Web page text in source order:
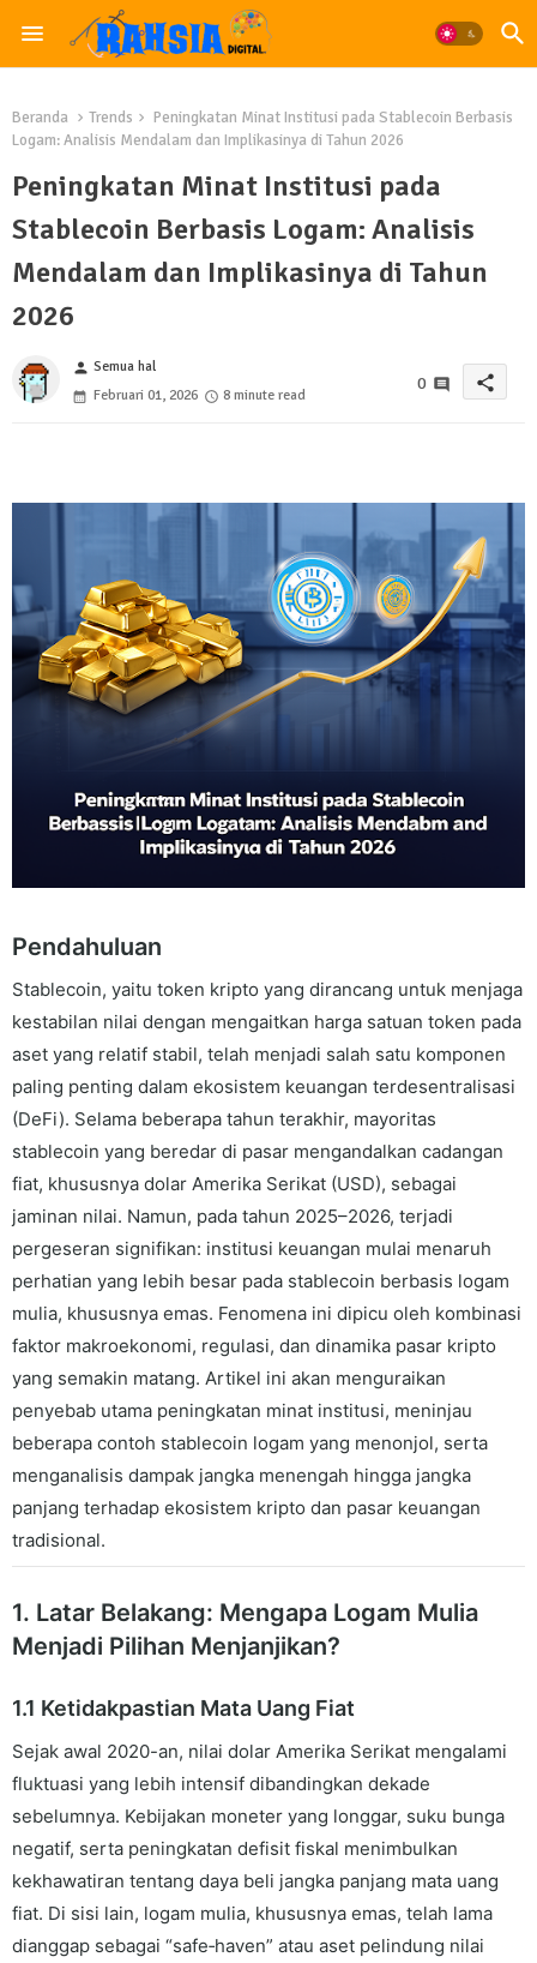
Beranda Trends
Peningkatan Minat Institusi pada Stablecoin Berbasis
Logam: Analisis Mendalam dan Implikasinya di Tahun 2026
Peningkatan Minat Institusi pada
Stablecoin Berbasis Logam: Analisis
Mendalam dan Implikasinya di Tahun
2026
person Semua hal
Februari 01, 2026
8 minute read
0 share
Pendahuluan
Stablecoin, yaitu token kripto yang dirancang untuk menjaga
kestabilan nilai dengan mengaitkan harga satuan token pada
aset yang relatif stabil, telah menjadi salah satu komponen
paling penting dalam ekosistem keuangan terdesentralisasi
(DeFi). Selama beberapa tahun terakhir, mayoritas
stablecoin yang beredar di pasar mengandalkan cadangan
fiat, khususnya dolar Amerika Serikat (USD), sebagai
jaminan nilai. Namun, pada tahun 2025–2026, terjadi
pergeseran signifikan: institusi keuangan mulai menaruh
perhatian yang lebih besar pada stablecoin berbasis logam
mulia, khususnya emas. Fenomena ini dipicu oleh kombinasi
faktor makroekonomi, regulasi, dan dinamika pasar kripto
yang semakin matang. Artikel ini akan menguraikan
penyebab utama peningkatan minat institusi, meninjau
beberapa contoh stablecoin logam yang menonjol, serta
menganalisis dampak jangka menengah hingga jangka
panjang terhadap ekosistem kripto dan pasar keuangan
tradisional.
1. Latar Belakang: Mengapa Logam Mulia
Menjadi Pilihan Menjanjikan?
1.1 Ketidakpastian Mata Uang Fiat
Sejak awal 2020-an, nilai dolar Amerika Serikat mengalami
fluktuasi yang lebih intensif dibandingkan dekade
sebelumnya. Kebijakan moneter yang longgar, suku bunga
negatif, serta peningkatan defisit fiskal menimbulkan
kekhawatiran tentang daya beli jangka panjang mata uang
fiat. Di sisi lain, logam mulia, khususnya emas, telah lama
dianggap sebagai “safe‑haven” atau aset pelindung nilai